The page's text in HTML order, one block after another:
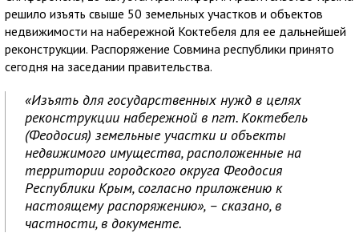
решило изъять свыше 50 земельных участков и объектов
недвижимости на набережной Коктебеля для ее дальнейшей
реконструкции. Распоряжение Совмина республики принято
сегодня на заседании правительства.
«Изъять для государственных нужд в целях
реконструкции набережной в пгт. Коктебель
(Феодосия) земельные участки и объекты
недвижимого имущества, расположенные на
территории городского округа Феодосия
Республики Крым, согласно приложению к
настоящему распоряжению», – сказано, в
частности, в документе.